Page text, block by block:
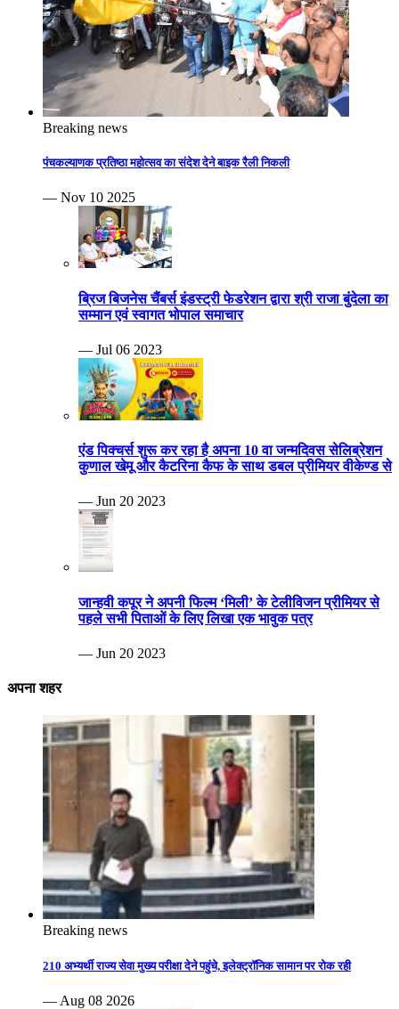
Breaking news
पंचकल्याणक प्रतिष्ठा महोत्सव का संदेश देने बाइक रैली निकली
— Nov 10 2025
ब्रिज बिजनेस चैंबर्स इंडस्ट्री फेडरेशन द्वारा श्री राजा बुंदेला का
सम्मान एवं स्वागत भोपाल समाचार
— Jul 06 2023
एंड पिक्चर्स शुरू कर रहा है अपना 10 वा जन्मदिवस सेलिब्रेशन
कुणाल खेमू और कैटरिना कैफ के साथ डबल प्रीमियर वीकेण्ड से
— Jun 20 2023
जान्हवी कपूर ने अपनी फिल्म ‘मिली’ के टेलीविजन प्रीमियर से
पहले सभी पिताओं के लिए लिखा एक भावुक पत्र
— Jun 20 2023
अपना शहर
Breaking news
210 अभ्यर्थी राज्य सेवा मुख्य परीक्षा देने पहुंचे, इलेक्ट्रॉनिक सामान पर रोक रही
— Aug 08 2026